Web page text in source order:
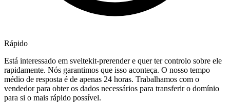
Rápido
Está interessado em sveltekit-prerender e quer ter controlo sobre ele
rapidamente. Nós garantimos que isso aconteça. O nosso tempo
médio de resposta é de apenas 24 horas. Trabalhamos com o
vendedor para obter os dados necessários para transferir o domínio
para si o mais rápido possível.